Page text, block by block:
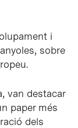
i
sobre
van destacar
paper més
dels